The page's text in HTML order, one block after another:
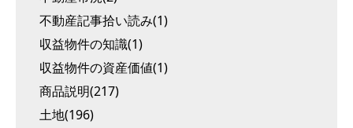
不動産記事拾い読み(1)
収益物件の知識(1)
収益物件の資産価値(1)
商品説明(217)
土地(196)